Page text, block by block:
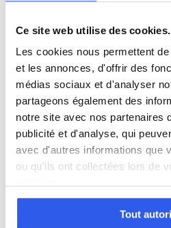
Ce site web utilise des cookies.
Les cookies nous permettent
et les annonces, d'offrir des
médias sociaux et d'analyser
partageons également des
notre site avec nos partenaires
publicité et d'analyse, qui
avec d'autres informations que
ou qu'ils ont collectées lors de
Tout
Allemand
Cours par niveau
Seconde Première
Autres lycées à